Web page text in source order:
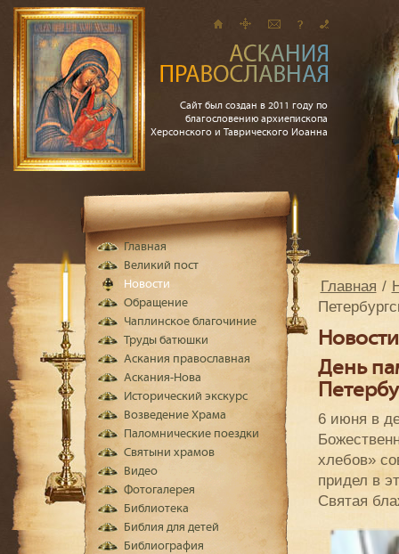
Сайт был создан в 2011 году по
благословению архиепископа
Херсонского и Таврического Иоанна
Главная
Новости
День
6 июня в
хлебов»
придел в
Святая
Главная
Великий пост
Новости
Обращение
Чаплинское благочиние
Труды батюшки
Аскания православная
Аскания-Нова
Исторический экскурс
Возведение Храма
Паломнические поездки
Святыни храмов
Видео
Фотогалерея
Библиотека
Библия для детей
Библиография